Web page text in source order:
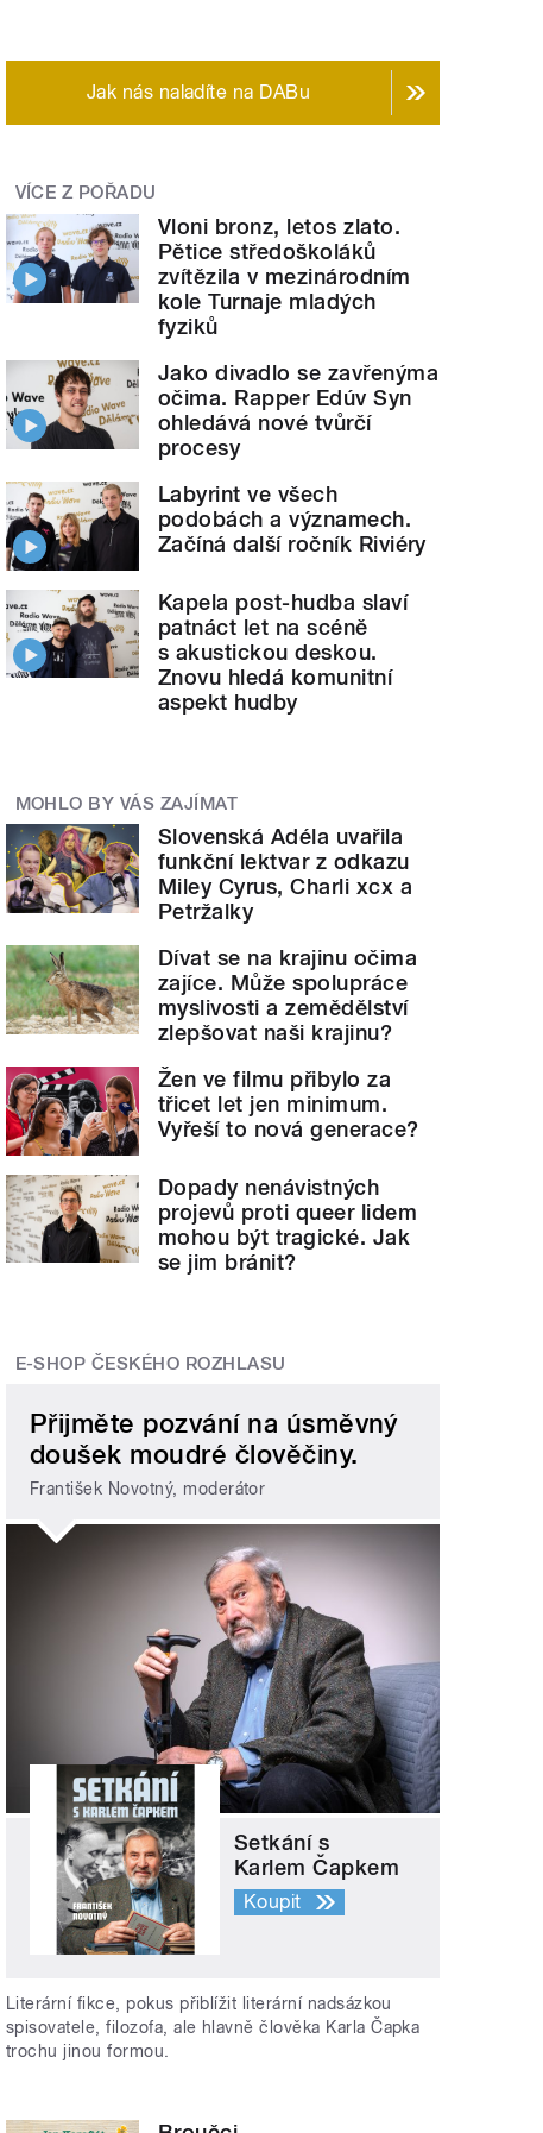
Jak nás naladíte na DABu
VÍCE Z POŘADU
Vloni bronz, letos zlato.
Pětice středoškoláků
zvítězila v mezinárodním
kole Turnaje mladých
fyziků
Jako divadlo se zavřenýma
očima. Rapper Edúv Syn
ohledává nové tvůrčí
procesy
Labyrint ve všech
podobách a významech.
Začíná další ročník Riviéry
Kapela post-hudba slaví
patnáct let na scéně
s akustickou deskou.
Znovu hledá komunitní
aspekt hudby
MOHLO BY VÁS ZAJÍMAT
Slovenská Adéla uvařila
funkční lektvar z odkazu
Miley Cyrus, Charli xcx a
Petržalky
Dívat se na krajinu očima
zajíce. Může spolupráce
myslivosti a zemědělství
zlepšovat naši krajinu?
Žen ve filmu přibylo za
třicet let jen minimum.
Vyřeší to nová generace?
Dopady nenávistných
projevů proti queer lidem
mohou být tragické. Jak
se jim bránit?
E-SHOP ČESKÉHO ROZHLASU
Přijměte pozvání na úsměvný
doušek moudré člověčiny.
František Novotný, moderátor
Setkání s
Karlem Čapkem
Koupit
Literární fikce, pokus přiblížit literární nadsázkou
spisovatele, filozofa, ale hlavně člověka Karla Čapka
trochu jinou formou.